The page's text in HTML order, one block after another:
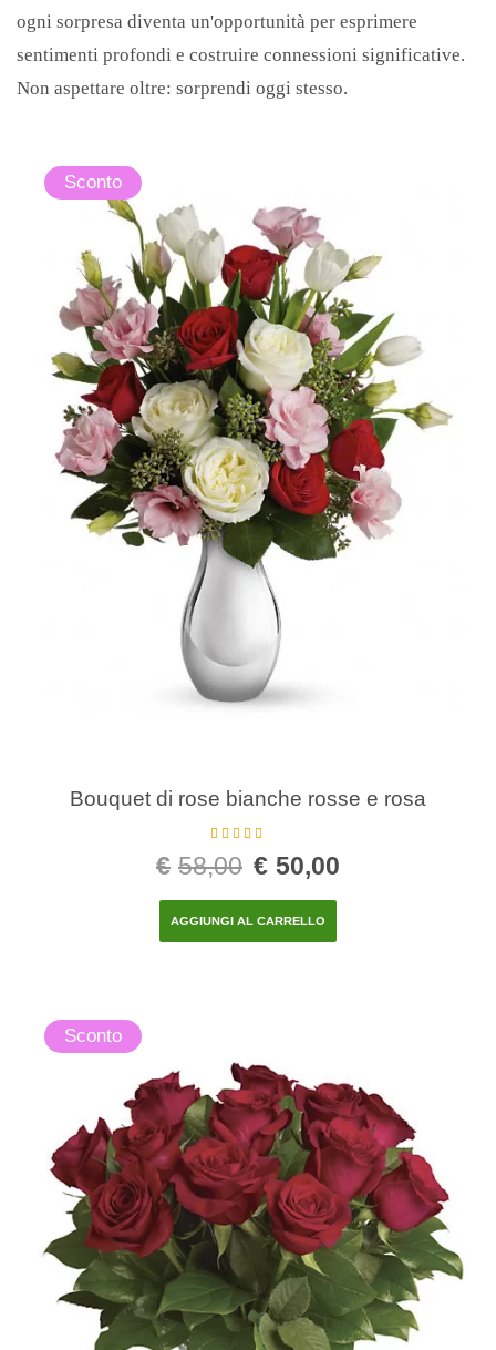
ogni sorpresa diventa un'opportunità per esprimere
sentimenti profondi e costruire connessioni significative.
Non aspettare oltre: sorprendi oggi stesso.
Sconto
Bouquet di rose bianche rosse e rosa
4.00su 5
€ 58,00 € 50,00
AGGIUNGI AL CARRELLO
Sconto